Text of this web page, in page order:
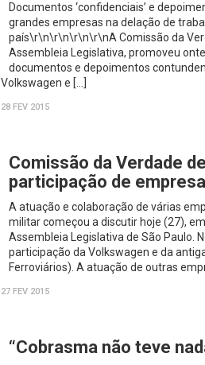
Documentos ‘confidenciais’ e
grandes empresas na delação de
país\r\n\r\n\r\n\r\nA Comissão da
Assembleia Legislativa, promoveu
documentos e depoimentos
Volkswagen e […]
28 FEV 2015
Comissão da Verdade
participação de
A atuação e colaboração de várias
militar começou a discutir hoje (27),
Assembleia Legislativa de São Paulo.
participação da Volkswagen e da
Ferroviários). A atuação de outras
27 FEV 2015
“Cobrasma não teve